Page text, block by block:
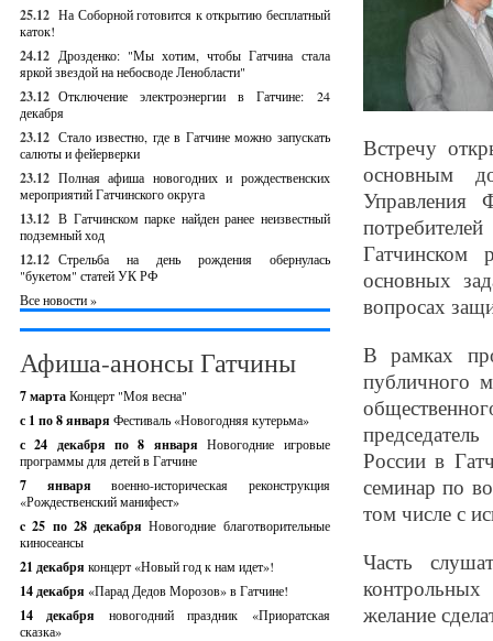
25.12 На Соборной готовится к открытию бесплатный
каток!
24.12 Дрозденко: "Мы хотим, чтобы Гатчина стала
яркой звездой на небосводе Ленобласти"
23.12 Отключение электроэнергии в Гатчине: 24
декабря
23.12 Стало известно, где в Гатчине можно запускать
салюты и фейерверки
23.12 Полная афиша новогодних и рождественских
мероприятий Гатчинского округа
13.12 В Гатчинском парке найден ранее неизвестный
подземный ход
12.12 Стрельба на день рождения обернулась
"букетом" статей УК РФ
Все новости »
Афиша-анонсы Гатчины
7 мартаКонцерт "Моя весна"
с 1 по 8 января Фестиваль «Новогодняя кутерьма»
с 24 декабря по 8 январяНовогодние игровые
программы для детей в Гатчине
7 январявоенно-историческая реконструкция
«Рождественский манифест»
c 25 по 28 декабряНовогодние благотворительные
киносеансы
21 декабря концерт «Новый год к нам идет»!
14 декабря «Парад Дедов Морозов» в Гатчине!
14 декабря новогодний праздник «Приоратская
сказка»
Встречу
основным
Управления
Гатчинском
основных
вопросах
В рамках
публичного
России в
семинар по
том числе с
Часть
желание